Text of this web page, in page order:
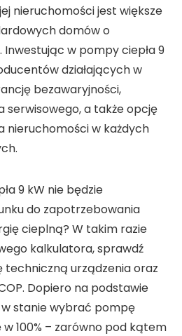
nieruchomości jest większe
domów o
Inwestując w pompy ciepła 9
działających w
bezawaryjności,
serwisowego, a także opcję
nieruchomości w każdych
9 kW nie będzie
do zapotrzebowania
cieplną? W takim razie
kalkulatora, sprawdź
techniczną urządzenia oraz
Dopiero na podstawie
stanie wybrać pompę
w 100% – zarówno pod kątem